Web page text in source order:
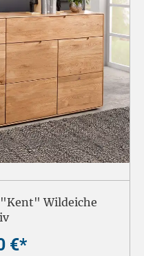
"Kent" Wildeiche
€*